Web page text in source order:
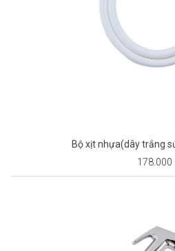
Bộ xịt nhựa(dây trắng
178.000